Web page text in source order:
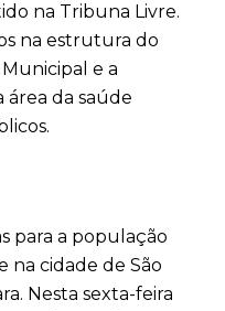
na Tribuna Livre.
na estrutura do
e a
área da saúde
para a população
na cidade de São
Nesta sexta-feira